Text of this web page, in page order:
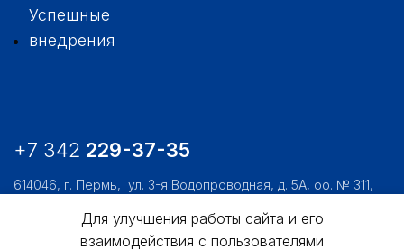
Успешные
внедрения
+7 342 229-37-35
614046, г. Пермь, ул. 3-я Водопроводная, д. 5А, оф. № 311,
usk@usk.perm.ruДля улучшения работы сайта и его
взаимодействия с пользователями